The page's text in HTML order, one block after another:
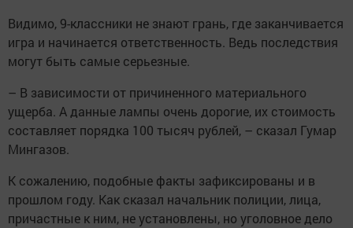
Видимо, 9-классники не знают грань, где заканчивается
игра и начинается ответственность. Ведь последствия
могут быть самые серьезные.
– В зависимости от причиненного материального
ущерба. А данные лампы очень дорогие, их стоимость
составляет порядка 100 тысяч рублей, – сказал Гумар
Мингазов.
К сожалению, подобные факты зафиксированы и в
прошлом году. Как сказал начальник полиции, лица,
причастные к ним, не установлены, но уголовное дело